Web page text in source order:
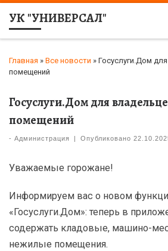
УК "УНИВЕРСАЛ"
Главная » Все новости » Госуслуги.Дом
помещений
Госуслуги.Дом для
помещений
- Администрация | Опубликовано
Уважаемые горожане!
Информируем вас о новом
«Госуслуги.Дом»: теперь в
содержать кладовые, машино-
нежилые помещения.